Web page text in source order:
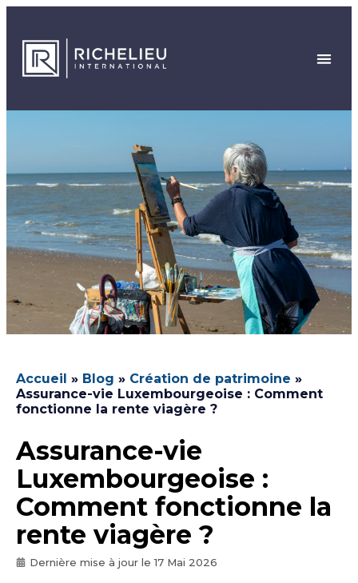
Accueil » Blog » Création de patrimoine »
Assurance-vie Luxembourgeoise : Comment
fonctionne la rente viagère ?
Assurance-vie
Luxembourgeoise :
Comment fonctionne la
rente viagère ?
Dernière mise à jour le17 Mai 2026